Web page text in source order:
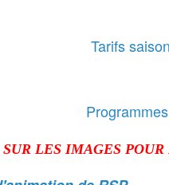
Tarifs
LES IMAGES